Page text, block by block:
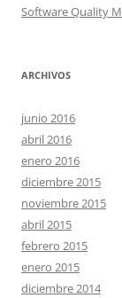
Software Quality
ARCHIVOS
junio 2016
abril 2016
enero 2016
diciembre 2015
noviembre 2015
abril 2015
febrero 2015
enero 2015
diciembre 2014